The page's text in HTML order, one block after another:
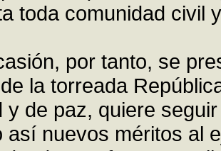
toda comunidad civil
por tanto, se
la torreada
y de paz, quiere
así nuevos méritos al